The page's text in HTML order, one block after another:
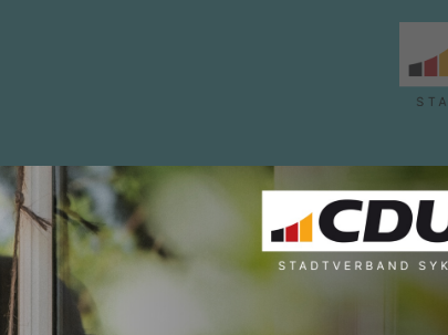
MANDATE ABGEORDNETE LINKS